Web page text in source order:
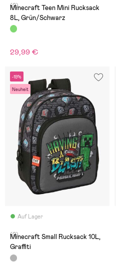
(0)
Minecraft Teen Mini Rucksack
8L, Grün/Schwarz
29,99 €
-19%
Neuheit
Auf Lager
(0)
Minecraft Small Rucksack 10L,
Graffiti